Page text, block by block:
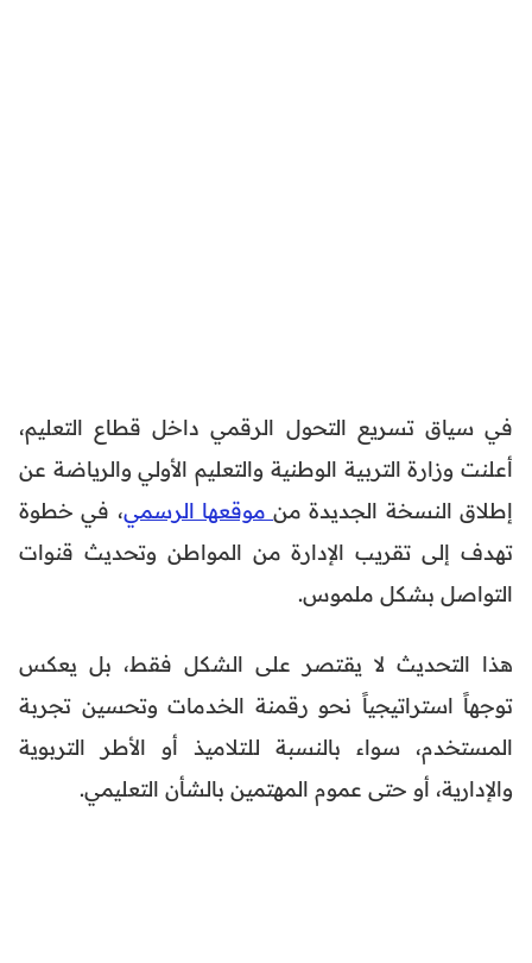
في سياق تسريع التحول الرقمي داخل قطاع التعليم،
أعلنت وزارة التربية الوطنية والتعليم الأولي والرياضة عن
إطلاق النسخة الجديدة منموقعها الرسمي، في خطوة
تهدف إلى تقريب الإدارة من المواطن وتحديث قنوات
التواصل بشكل ملموس.
هذا التحديث لا يقتصر على الشكل فقط، بل يعكس
توجهاً استراتيجياً نحو رقمنة الخدمات وتحسين تجربة
المستخدم، سواء بالنسبة للتلاميذ أو الأطر التربوية
والإدارية، أو حتى عموم المهتمين بالشأن التعليمي.